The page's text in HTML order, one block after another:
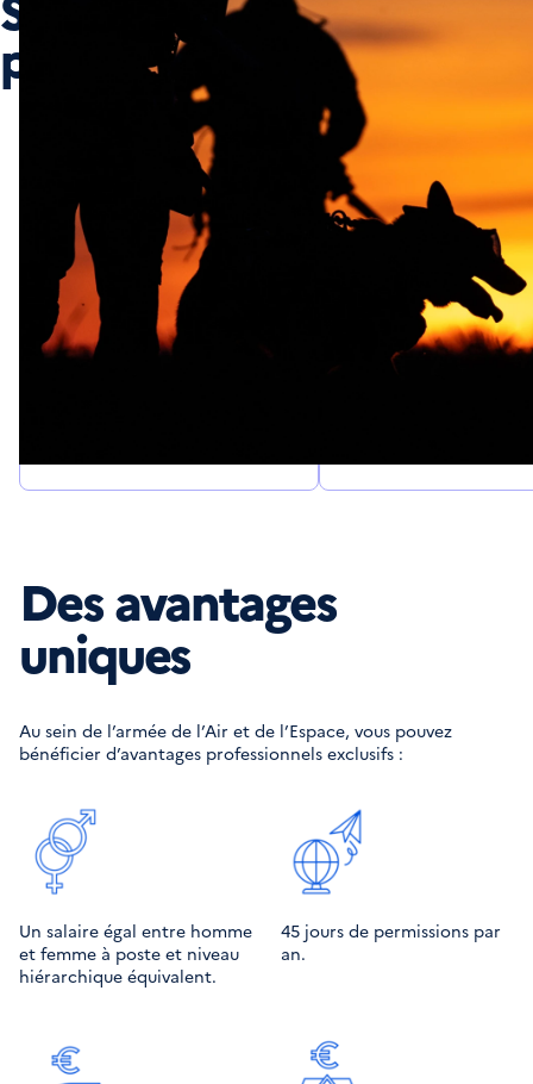
parachutiste
Fourchette de salaire brute
du grade de sergent à
adjudant-chef
1 980 -
À l’obtention du
sergent (dès votre
en école)
1 570
Des avantages
uniques
Au sein de l’armée de l’Air et de l’Espace, vous pouvez
bénéficier d’avantages professionnels exclusifs :
Un salaire égal entre homme
et femme à poste et niveau
hiérarchique équivalent.
45 jours de permissions par
an.